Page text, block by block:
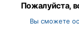
Пожалуйста,
Вы сможете